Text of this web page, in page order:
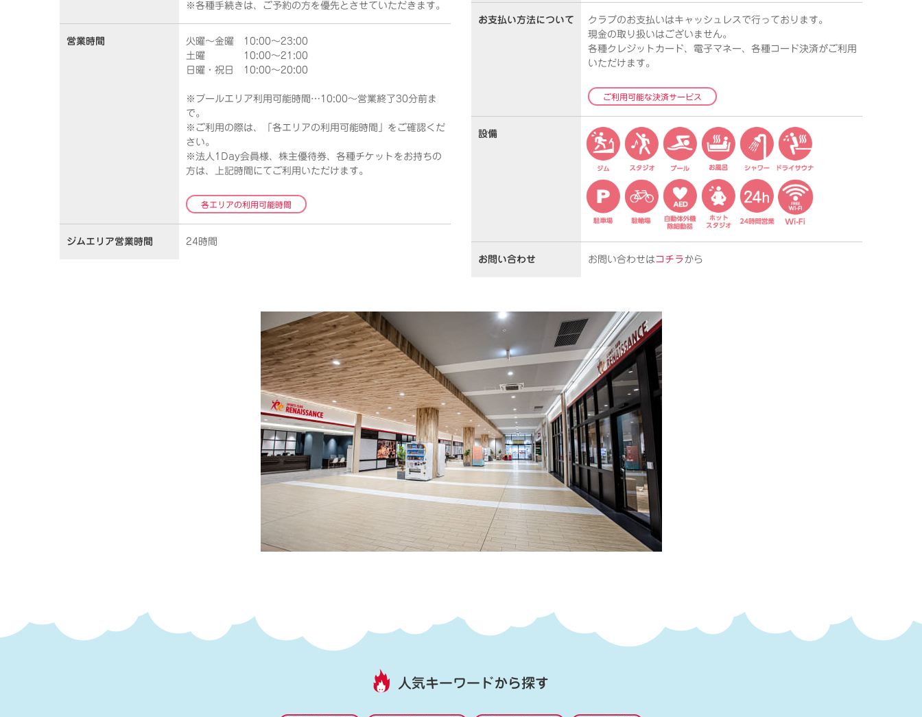
※各種手続きは、ご予約の方を優先とさせていただきます。
営業時間
火曜～金曜 10:00～23:00
土曜 10:00～21:00
日曜・祝日 10:00～20:00
※プールエリア利用可能時間…10:00～営業終了30分前ま
で。
※ご利用の際は、「各エリアの利用可能時間」をご確認くだ
さい。
※法人1Day会員様、株主優待券、各種チケットをお持ちの
方は、上記時間にてご利用いただけます。
各エリアの利用可能時間
ジムエリア営業時間 24時間
お支払い方法について
クラブのお支払いはキャッシュレスで行っております。
現金の取り扱いはございません。
各種クレジットカード、電子マネー、各種コード決済がご利用
いただけます。
ご利用可能な決済サービス
設備
お問い合わせ お問い合わせはコチラ から
人気キーワードから探す